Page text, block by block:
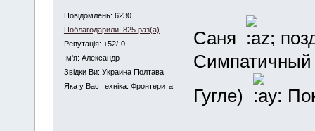
Повідомлень: 6230
Поблагодарили: 825 раз(а)
Репутація: +52/-0
Iм'я: Александр
Звідки Ви: Украина Полтава
Яка у Вас техніка: Фронтерита
Саня
,
Симпатичный
Гугле)
.